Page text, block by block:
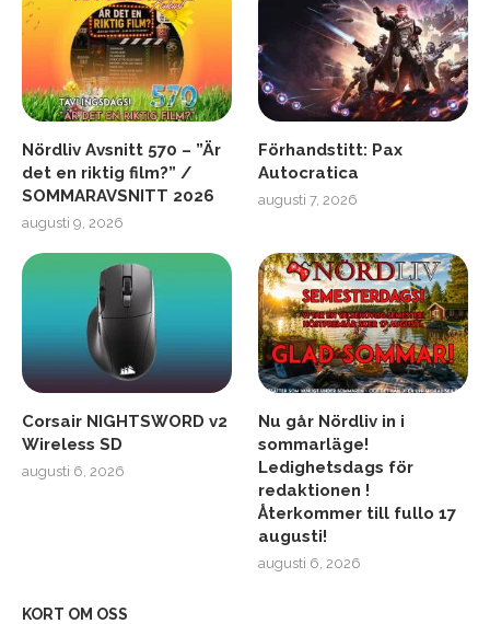
Nördliv Avsnitt 570 – ”Är
det en riktig film?” /
SOMMARAVSNITT 2026
augusti 9, 2026
Förhandstitt: Pax
Autocratica
augusti 7, 2026
Corsair NIGHTSWORD v2
Wireless SD
augusti 6, 2026
Nu går Nördliv in i
sommarläge!
Ledighetsdags för
redaktionen !
Återkommer till fullo 17
augusti!
augusti 6, 2026
KORT OM OSS